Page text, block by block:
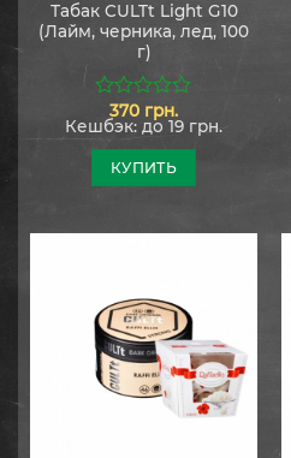
Табак CULTt Light G10
(Лайм, черника, лед, 100
г)
из
5
370 грн.
Кешбэк: до 19 грн.
КУПИТЬ